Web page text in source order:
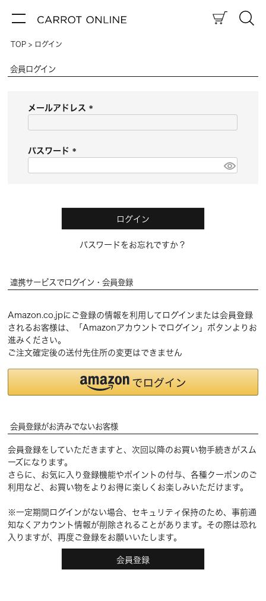
TOP ログイン
会員ログイン
メールアドレス
パスワード
ログイン
パスワードをお忘れですか？
連携サービスでログイン・会員登録
Amazon.co.jpにご登録の情報を利用してログインまたは会員登録
されるお客様は、「Amazonアカウントでログイン」ボタンよりお
進みください。
ご注文確定後の送付先住所の変更はできません
会員登録がお済みでないお客様
会員登録をしていただきますと、次回以降のお買い物手続きがスム
ーズになります。
さらに、お気に入り登録機能やポイントの付与、各種クーポンのご
利用など、お買い物をよりお得に楽しくお楽しみいただけます。
※一定期間ログインがない場合、セキュリティ保持のため、事前通
知なくアカウント情報が削除されることがあります。その際は恐れ
入りますが、再度ご登録をお願いいたします。
会員登録